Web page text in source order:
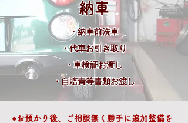
納車
・納車前洗車
・代車お引き取り
・車検証お渡し
​・自賠責等書類お渡し
●お預かり後、ご相談無く勝手に追加整備を